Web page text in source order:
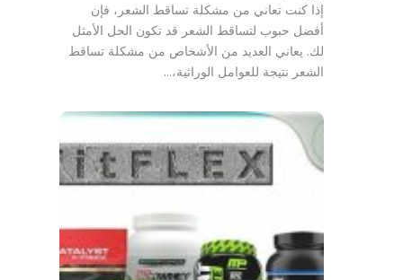
إذا كنت تعاني من مشكلة تساقط الشعر، فإن
أفضل حبوب لتساقط الشعر قد تكون الحل الأمثل
لك. يعاني العديد من الأشخاص من مشكلة تساقط
الشعر نتيجة للعوامل الوراثية،…